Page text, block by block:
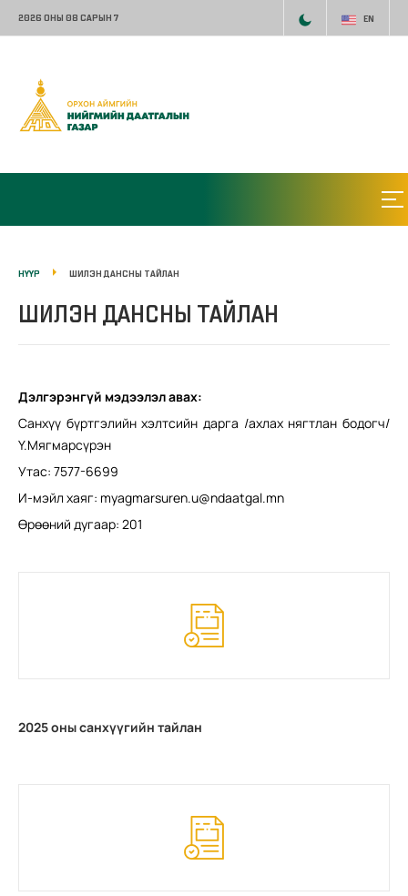
2026 ОНЫ 08 САРЫН 7 EN
НҮҮР ШИЛЭН ДАНСНЫ ТАЙЛАН
ШИЛЭН ДАНСНЫ ТАЙЛАН
Дэлгэрэнгүй мэдээлэл авах:
Санхүү бүртгэлийн хэлтсийн дарга /ахлах нягтлан бодогч/
Ү.Мягмарсүрэн
Утас: 7577-6699
И-мэйл хаяг: myagmarsuren.u@ndaatgal.mn
Өрөөний дугаар: 201
2025 оны санхүүгийн тайлан